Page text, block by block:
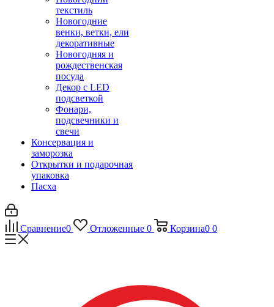
текстиль
Новогодние
венки, ветки, ели
декоративные
Новогодняя и
рождественская
посуда
Декор с LED
подсветкой
Фонари,
подсвечники и
свечи
Консервация и
заморозка
Открытки и подарочная
упаковка
Пасха
Сравнение0 Отложенные 0 Корзина0 0